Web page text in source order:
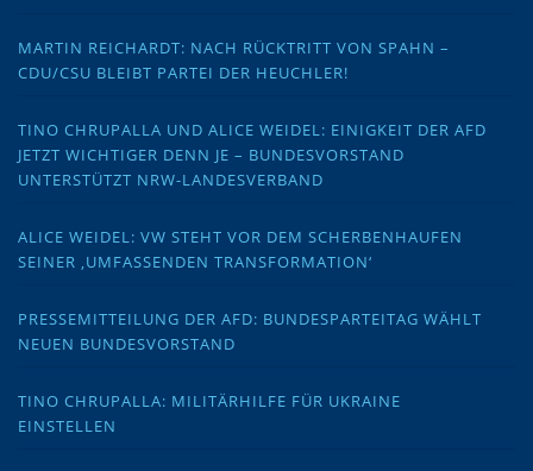
MARTIN REICHARDT: NACH RÜCKTRITT VON SPAHN –
CDU/CSU BLEIBT PARTEI DER HEUCHLER!
TINO CHRUPALLA UND ALICE WEIDEL: EINIGKEIT DER AFD
JETZT WICHTIGER DENN JE – BUNDESVORSTAND
UNTERSTÜTZT NRW-LANDESVERBAND
ALICE WEIDEL: VW STEHT VOR DEM SCHERBENHAUFEN
SEINER ‚UMFASSENDEN TRANSFORMATION‘
PRESSEMITTEILUNG DER AFD: BUNDESPARTEITAG WÄHLT
NEUEN BUNDESVORSTAND
TINO CHRUPALLA: MILITÄRHILFE FÜR UKRAINE
EINSTELLEN